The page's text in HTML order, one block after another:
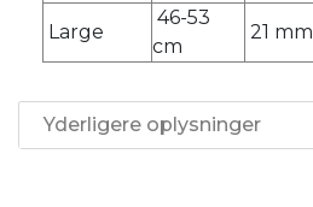
Large
46-53
cm
21 mm
Yderligere oplysninger